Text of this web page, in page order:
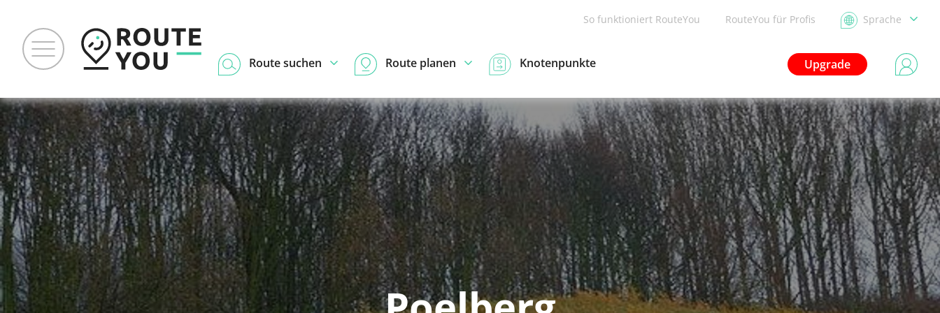
So funktioniert RouteYou RouteYou für Profis Sprache
Upgrade
Route suchen Route planen Knotenpunkte